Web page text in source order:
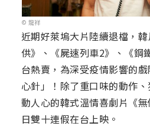
© 龍祥
近期好萊塢大片陸續退檔，
供》、《屍速列車2》、《鋼
台熱賣，為深受疫情影響的
心針」！除了重口味的動作
動人心的韓式溫情喜劇片《
日雙十連假在台上映。